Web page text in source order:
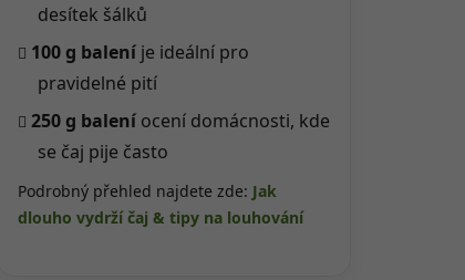
desítek šálků
100 g balení je ideální pro
pravidelné pití
250 g balení ocení domácnosti, kde
se čaj pije často
Podrobný přehled najdete zde: Jak
dlouho vydrží čaj & tipy na louhování